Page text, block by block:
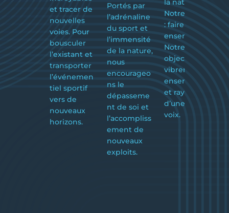
et tracer de
nouvelles
voies. Pour
bousculer
l’existant et
transporter
l’événemen
tiel sportif
vers de
nouveaux
horizons.
Portés par
l’adrénaline
du sport et
l’immensité
de la nature,
nous
encourageo
ns le
dépasseme
nt de soi et
l’accompliss
ement de
nouveaux
exploits.
Notre moto
: faire
ensemble.
Notre
objectif :
vibrer
ensemble
et rayonner
d’une seule
voix.